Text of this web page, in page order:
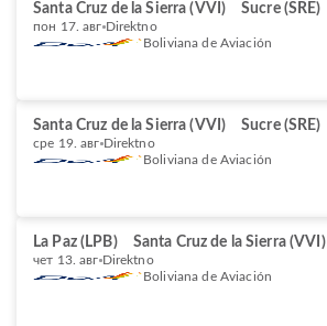
Santa Cruz de la Sierra (VVI) Sucre (SRE)
пон 17. авг Direktno
Boliviana de Aviación
Santa Cruz de la Sierra (VVI) Sucre (SRE)
сре 19. авг Direktno
Boliviana de Aviación
La Paz (LPB) Santa Cruz de la Sierra (VVI)
чет 13. авг Direktno
Boliviana de Aviación